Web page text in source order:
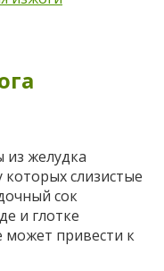
из желудка
слизистые
сок
и глотке
может привести к